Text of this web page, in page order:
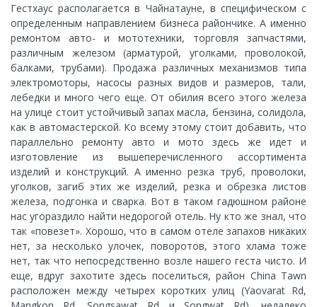
Гестхаус располагается в Чайнатауне, в специфическом с
определенным направлением бизнеса райончике. А именно
ремонтом авто- и мототехники, торговля запчастями,
различным железом (арматурой, уголками, проволокой,
балками, трубами). Продажа различных механизмов типа
электромоторы, насосы разных видов и размеров, тали,
лебедки и много чего еще. От обилия всего этого железа
на улице стоит устойчивый запах масла, бензина, солидола,
как в автомастерской. Ко всему этому стоит добавить, что
параллельно ремонту авто и мото здесь же идет и
изготовление из вышеперечисленного ассортимента
изделий и конструкций. А именно резка труб, проволоки,
уголков, загиб этих же изделий, резка и обрезка листов
железа, подгонка и сварка. Вот в таком гадюшном районе
нас угораздило найти недорогой отель. Ну кто же знал, что
так «повезет». Хорошо, что в самом отеле запахов никаких
нет, за несколько улочек, поворотов, этого хлама тоже
нет, так что непосредственно возле нашего геста чисто. И
еще, вдруг захотите здесь поселиться, район China Tawn
расположен между четырех коротких улиц (Yaovarat Rd,